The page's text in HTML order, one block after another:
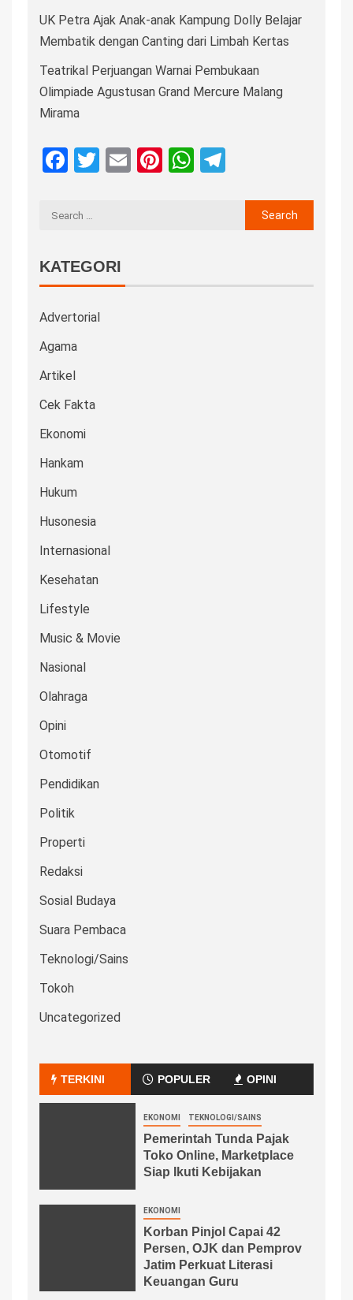
UK Petra Ajak Anak-anak Kampung Dolly Belajar
Membatik dengan Canting dari Limbah Kertas
Teatrikal Perjuangan Warnai Pembukaan
Olimpiade Agustusan Grand Mercure Malang
Mirama
Facebook
Twitter
EmailPinterest
WhatsApp
KATEGORI
Advertorial
Agama
Artikel
Cek Fakta
Ekonomi
Hankam
Hukum
Husonesia
Internasional
Kesehatan
Lifestyle
Music & Movie
Nasional
Olahraga
Opini
Otomotif
Pendidikan
Politik
Properti
Redaksi
Sosial Budaya
Suara Pembaca
Teknologi/Sains
Tokoh
Uncategorized
TERKINI POPULER OPINI
EKONOMI TEKNOLOGI/SAINS
Pemerintah Tunda Pajak
Toko Online, Marketplace
Siap Ikuti Kebijakan
EKONOMI
Korban Pinjol Capai 42
Persen, OJK dan Pemprov
Jatim Perkuat Literasi
Keuangan Guru